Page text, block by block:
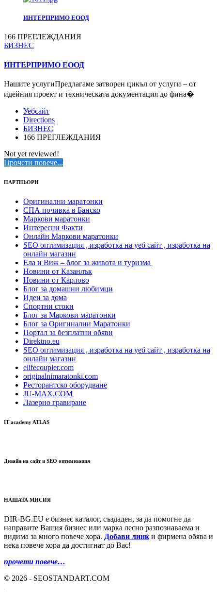
ИНТЕРПРИМО ЕООД
166 ПРЕГЛЕЖДАНИЯ
БИЗНЕС
ИНТЕРПРИМО ЕООД
Нашите услугиПредлагаме затворен цикъл от услуги – от
идейния проект и техническата документация до фина�
Уебсайт
Directions
БИЗНЕС
166 ПРЕГЛЕЖДАНИЯ
Not yet reviewed!
Прочети повече...
ПАРТНЬОРИ
Оригинални маратонки
СПА почивка в Банско
Маркови маратонки
Интересни Факти
Онлайн Маркови маратонки
SEO оптимизация , изработка на уеб сайт , изработка на
онлайн магазин
Ела и Виж – блог за живота и туризма
Новини от Казанлък
Новини от Карлово
Блог за домашни любимци
Идеи за дома
Спортни стоки
Блог за Маркови маратонки
Блог за Оригинални Маратонки
Портал за безплатни обяви
Direktno.eu
SEO оптимизация , изработка на уеб сайт , изработка на
онлайн магазин
elifecoupler.com
originalnimaratonki.com
Ресторантско оборудване
JU-MAX.COM
Лазерно гравиране
IT academy ATLAS
Дизайн на сайт и SEO оптимизация
НАШАТА МИСИЯ
DIR-BG.EU е бизнес каталог, създаден, за да помогне да
направите Вашия бизнес или марка лесно разпознаваема и
видима за много повече хора. Добави линк и фирмена обява и
нека повече хора да достигнат до Вас!
прочети повече…
© 2026 - SEOSTANDART.COM